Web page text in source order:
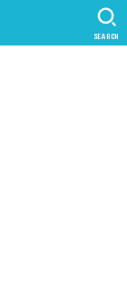
SEARCH